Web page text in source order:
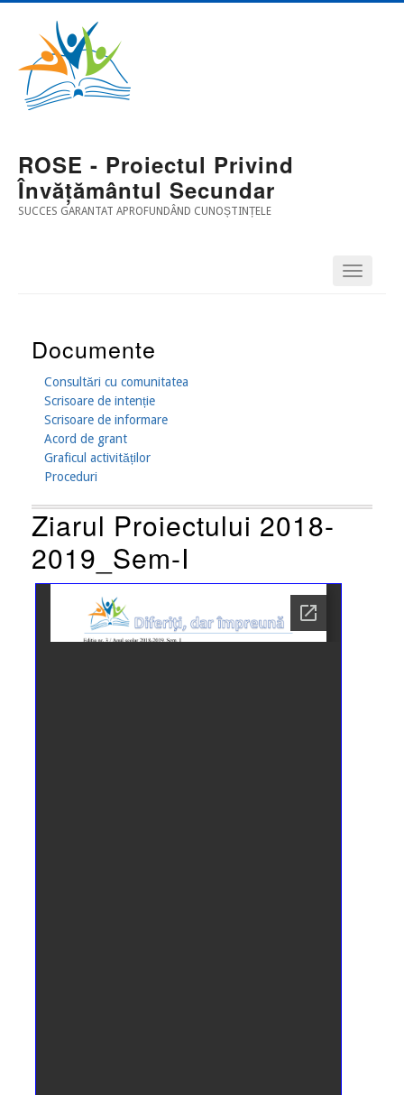
conţinutul
principal
ROSE - Proiectul Privind
Învățământul Secundar
SUCCES GARANTAT APROFUNDÂND CUNOȘTINȚELE
Main
Navigation
Documente
Consultări cu comunitatea
Scrisoare de intenție
Scrisoare de informare
Acord de grant
Graficul activităților
Proceduri
Ziarul Proiectului 2018-
2019_Sem-I